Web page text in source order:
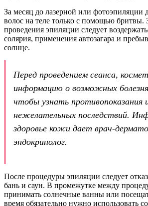
За месяц до лазерной или фотоэпиляции
волос на теле только с помощью бритвы.
проведения эпиляции следует
солярия, применения автозагара и
солнце.
Перед проведением сеанса,
информацию о возможных
чтобы узнать противопоказания
нежелательных последствий.
здоровье кожи дает врач-
эндокринолог.
После процедуры эпиляции следует
бань и саун. В промежутке между
принимать солнечные ванны или
время обязательно нужно использовать